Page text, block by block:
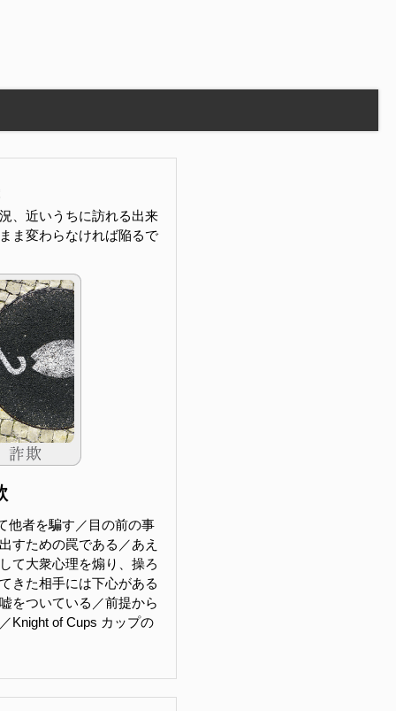
、近いうちに訪れる出来
ま変わらなければ陥るで
他者を騙す／目の前の事
すための罠である／あえ
て大衆心理を煽り、操ろ
きた相手には下心がある
をついている／前提から
Knight of Cups カップの